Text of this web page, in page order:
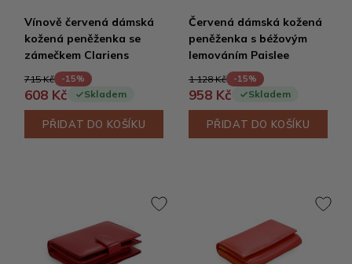
Vínově červená dámská
kožená peněženka se
zámečkem Clariens
715 Kč -15%
608 Kč Skladem
PŘIDAT DO KOŠÍKU
Červená dámská kožená
peněženka s béžovým
lemováním Paislee
1 128 Kč -15%
958 Kč Skladem
PŘIDAT DO KOŠÍKU